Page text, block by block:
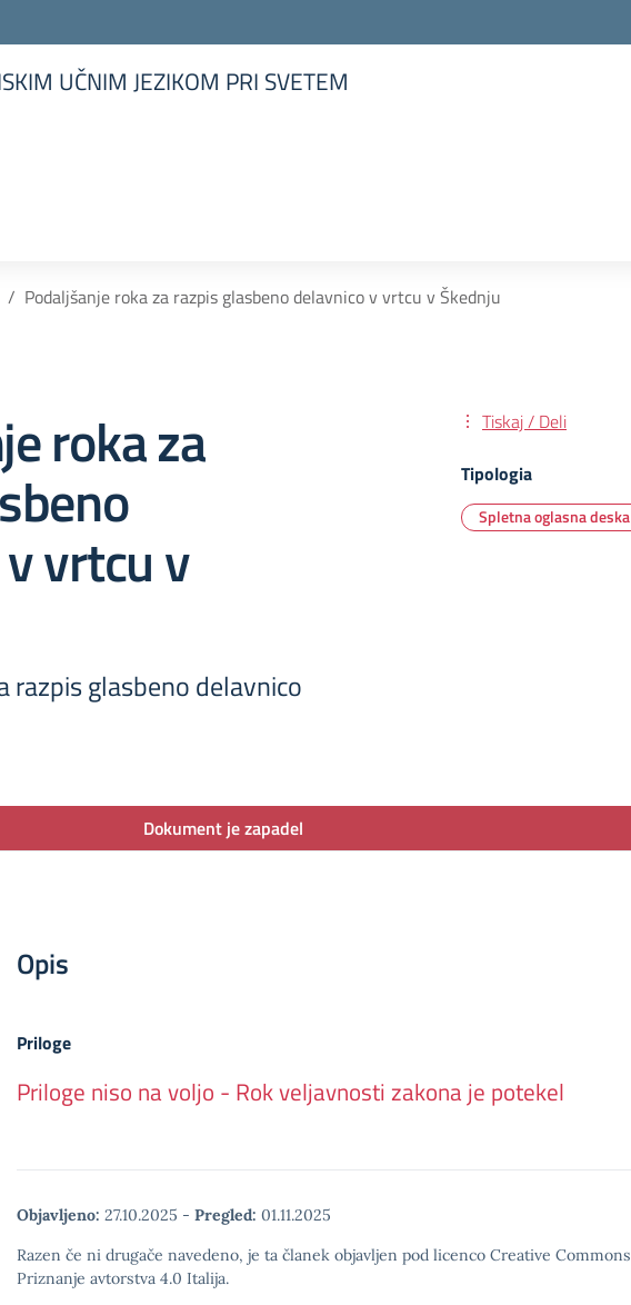
UČNIM JEZIKOM PRI SVETEM
Podaljšanje roka za razpis glasbeno delavnico v vrtcu v Škednju
roka za
vrtcu v
razpis glasbeno delavnico
Tiskaj / Deli
Tipologia
Spletna oglasna deska
Dokument je zapadel
Opis
Priloge
Priloge niso na voljo - Rok veljavnosti zakona je potekel
Objavljeno: 27.10.2025 - Pregled: 01.11.2025
Razen če ni drugače navedeno, je ta članek objavljen pod licenco Creative Commons
Priznanje avtorstva 4.0 Italija.